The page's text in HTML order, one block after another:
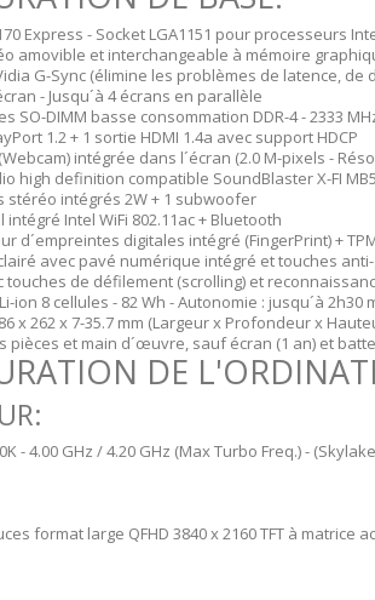
Express - Socket LGA1151 pour processeurs
amovible et interchangeable à mémoire
G-Sync (élimine les problèmes de latence, de
- Jusqu´à 4 écrans en parallèle
SO-DIMM basse consommation DDR-4 - 2333
1.2 + 1 sortie HDMI 1.4a avec support HDCP
intégrée dans l´écran (2.0 M-pixels -
high definition compatible SoundBlaster X-FI
stéréo intégrés 2W + 1 subwoofer
Intel WiFi 802.11ac + Bluetooth
d´empreintes digitales intégré (FingerPrint) +
avec pavé numérique intégré et touches
touches de défilement (scrolling) et
ion 8 cellules - 82 Wh - Autonomie : jusqu´à 2h30
x 262 x 7-35.7 mm (Largeur x Profondeur x
pièces et main d´œuvre, sauf écran (1 an) et
DE
- 4.00 GHz / 4.20 GHz (Max Turbo Freq.) -
format large QFHD 3840 x 2160 TFT à matrice